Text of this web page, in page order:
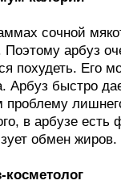
сочной
Поэтому арбуз
похудеть. Его
Арбуз быстро
проблему
в арбузе есть
обмен жиров.
косметолог